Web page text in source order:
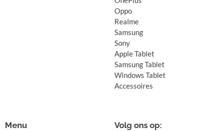
Oppo
Realme
Samsung
Sony
Apple Tablet
Samsung Tablet
Windows Tablet
Accessoires
Menu Volg ons op: